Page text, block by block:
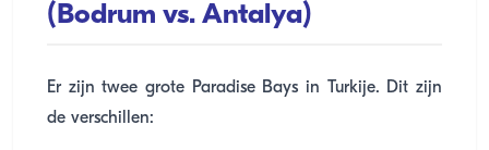
(Bodrum vs. Antalya)
Er zijn twee grote Paradise Bays in Turkije. Dit zijn
de verschillen: